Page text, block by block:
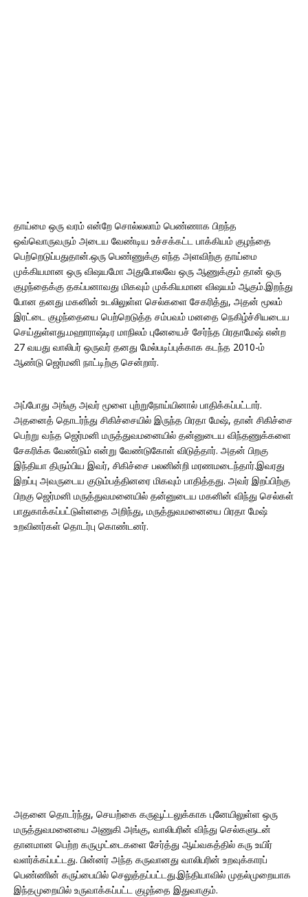
தாய்மை ஒரு வரம் என்றே சொல்லலாம் பெண்ணாக பிறந்த
ஒவ்வொருவரும் அடைய வேண்டிய உச்சக்கட்ட பாக்கியம் குழந்தை
பெற்றெடுப்பதுதான்.ஒரு பெண்ணுக்கு எந்த அளவிற்கு தாய்மை
முக்கியமான ஒரு விஷயமோ அதுபோலவே ஒரு ஆணுக்கும் தான் ஒரு
குழந்தைக்கு தகப்பனாவது மிகவும் முக்கியமான விஷயம் ஆகும்.இறந்து
போன தனது மகனின் உடலிலுள்ள செல்களை சேகரித்து, அதன் மூலம்
இரட்டை குழந்தையை பெற்றெடுத்த சம்பவம் மனதை நெகிழ்ச்சியடைய
செய்துள்ளது.மஹாராஷ்டிர மாநிலம் புனேயைச் சேர்ந்த பிரதாமேஷ் என்ற
27 வயது வாலிபர் ஒருவர் தனது மேல்படிப்புக்காக கடந்த 2010-ம்
ஆண்டு ஜெர்மனி நாட்டிற்கு சென்றார்.
அப்போது அங்கு அவர் மூளை புற்றுநோய்யினால் பாதிக்கப்பட்டார்.
அதனைத் தொடர்ந்து சிகிச்சையில் இருந்த பிரதா மேஷ், தான் சிகிச்சை
பெற்று வந்த ஜெர்மனி மருத்துவமனையில் தன்னுடைய விந்தணுக்களை
சேகரிக்க வேண்டும் என்று வேண்டுகோள் விடுத்தார். அதன் பிறகு
இந்தியா திரும்பிய இவர், சிகிச்சை பலனின்றி மரணமடைந்தார்.இவரது
இறப்பு அவருடைய குடும்பத்தினரை மிகவும் பாதித்தது. அவர் இறப்பிற்கு
பிறகு ஜெர்மனி மருத்துவமனையில் தன்னுடைய மகனின் விந்து செல்கள்
பாதுகாக்கப்பட்டுள்ளதை அறிந்து, மருத்துவமனையை பிரதா மேஷ்
உறவினர்கள் தொடர்பு கொண்டனர்.
அதனை தொடர்ந்து, செயற்கை கருவூட்டலுக்காக புனேயிலுள்ள ஒரு
மருத்துவமனையை அணுகி அங்கு, வாலிபரின் விந்து செல்களுடன்
தானமான பெற்ற கருமுட்டைகளை சேர்த்து ஆய்வகத்தில் கரு உயிர்
வளர்க்கப்பட்டது. பின்னர் அந்த கருவானது வாலிபரின் உறவுக்காரப்
பெண்ணின் கருப்பையில் செலுத்தப்பட்டது.இந்தியாவில் முதல்முறையாக
இந்தமுறையில் உருவாக்கப்பட்ட குழந்தை இதுவாகும்.